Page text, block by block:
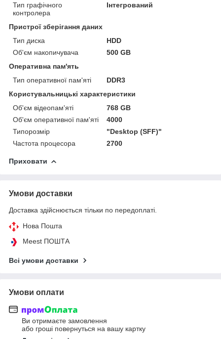
Тип графічного
контролера
Інтегрований
Пристрої зберігання даних
Тип диска
HDD
Об'єм накопичувача
500 GB
Оперативна пам'ять
Тип оперативної пам'яті
DDR3
Користувальницькі характеристики
Об'єм відеопам'яті
768 GB
Об'єм оперативної пам'яті
4000
Типорозмір
"Desktop (SFF)"
Частота процесора
2700
Приховати
Умови доставки
Доставка здійснюється тільки по передоплаті.
Нова Пошта
Meest ПОШТА
Всі умови доставки
Умови оплати
Ви отримаєте замовлення
або гроші повернуться на вашу картку